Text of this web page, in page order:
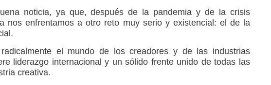
noticia, ya que, después de la pandemia y de la crisis
nos enfrentamos a otro reto muy serio y existencial: el de la
el mundo de los creadores y de las industrias
liderazgo internacional y un sólido frente unido de todas las
creativa.